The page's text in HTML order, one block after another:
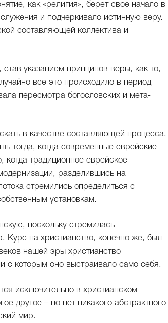
как «религия», берет свое начало в
и подчеркивало истинную веру.
составляющей коллектива и
указанием принципов веры, как то,
все это происходило в период
пересмотра богословских и мета-
в качестве составляющей процесса.
тогда, когда современные еврейские
традиционное еврейское
разделившись на
стремились определиться с
установкам.
поскольку стремилась
Курс на христианство, конечно же, был
нашей эры христианство
с которым оно выстраивало само себя.
исключительно в христианском
другое – но нет никакого абстрактного
мир.